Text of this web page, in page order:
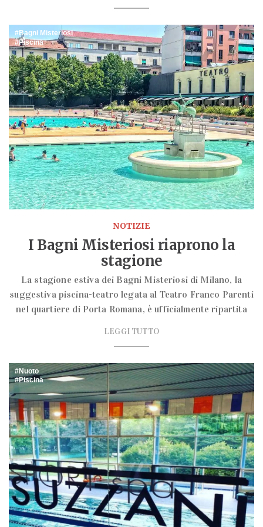
Bagni Misteriosi
Piscina
NOTIZIE
I Bagni Misteriosi riaprono la
stagione
La stagione estiva dei Bagni Misteriosi di Milano, la
suggestiva piscina-teatro legata al Teatro Franco Parenti
nel quartiere di Porta Romana, è ufficialmente ripartita
LEGGI TUTTO
Nuoto
Piscina